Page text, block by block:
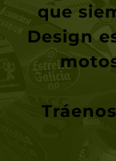
que
Design